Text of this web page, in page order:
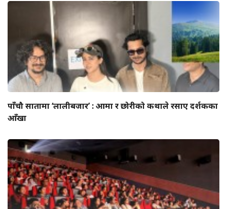
पाँचौ सातामा ‘लालीबजार’ : आमा र छोरीको कथाले रसाए दर्शकका
आँखा